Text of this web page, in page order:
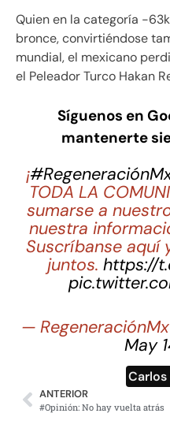
Quien en la categoría -
bronce, convirtiéndose
mundial, el mexicano
el Peleador Turco Hakan
Síguenos en
mantenerte
¡
TODA LA
sumarse a
nuestra
Suscríbanse aquí
juntos. https://
—
May
Carlos
ANTERIOR
#Opinión: No hay vuelta atrás